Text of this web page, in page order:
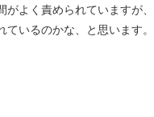
がよく責められていますが
いるのかな、と思います。